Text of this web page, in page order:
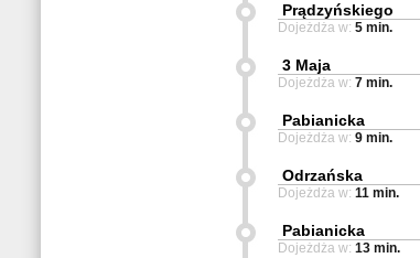
Prądzyńskiego
Dojeżdża w: 5 min.
3 Maja
Dojeżdża w: 7 min.
Pabianicka
Dojeżdża w: 9 min.
Odrzańska
Dojeżdża w: 11 min.
Pabianicka
Dojeżdża w: 13 min.